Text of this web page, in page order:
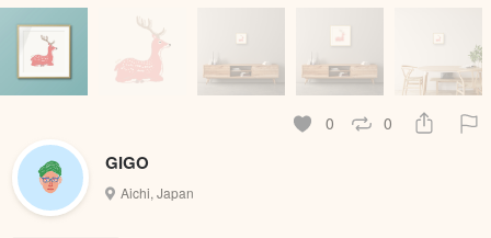
0 0
GIGO
Aichi, Japan